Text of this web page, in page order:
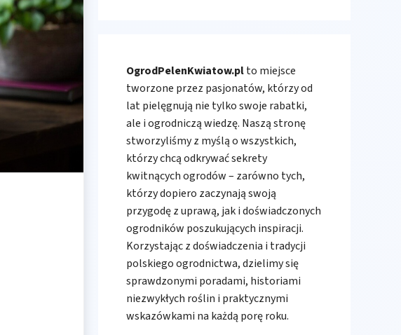
OgrodPelenKwiatow.plto miejsce
tworzone przez pasjonatów, którzy od
lat pielęgnują nie tylko swoje rabatki,
ale i ogrodniczą wiedzę. Naszą stronę
stworzyliśmy z myślą o wszystkich,
którzy chcą odkrywać sekrety
kwitnących ogrodów – zarówno tych,
którzy dopiero zaczynają swoją
przygodę z uprawą, jak i doświadczonych
ogrodników poszukujących inspiracji.
Korzystając z doświadczenia i tradycji
polskiego ogrodnictwa, dzielimy się
sprawdzonymi poradami, historiami
niezwykłych roślin i praktycznymi
wskazówkami na każdą porę roku.